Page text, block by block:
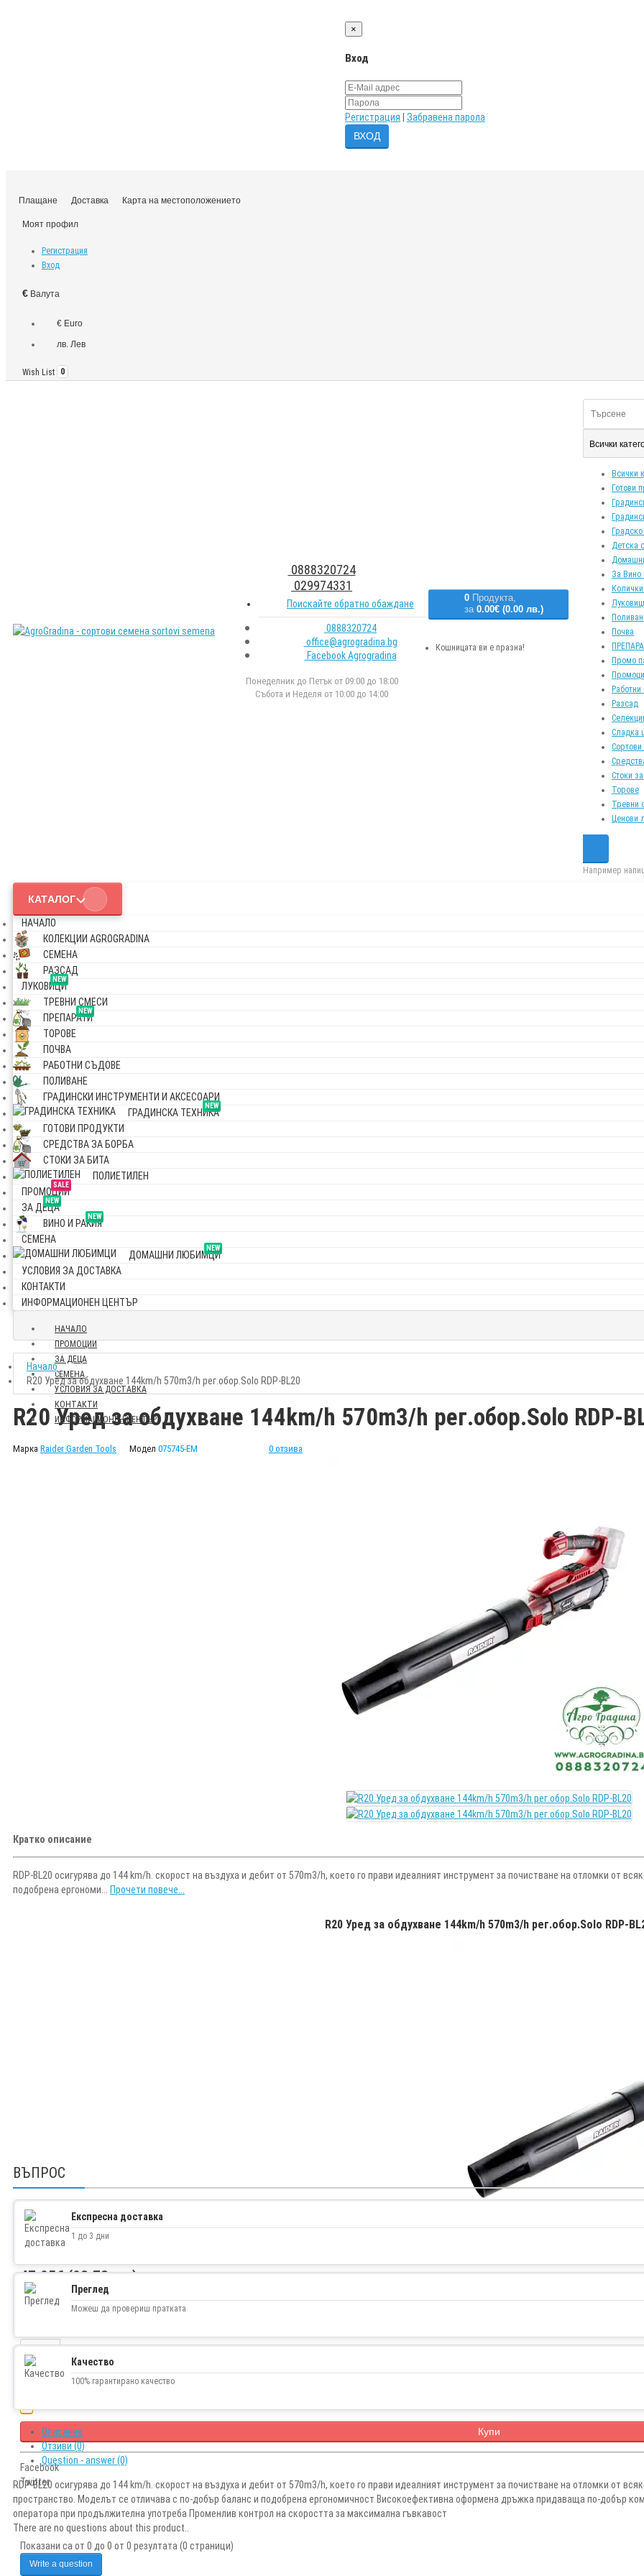
×
Вход
Регистрация Забравена парола
Плащане Доставка Карта на местоположението
Моят профил
Регистрация
Вход
€ Валута
€ Euro
лв. Лев
Wish List 0
0888320724
029974331
Поискайте обратно обаждане
0888320724
office@agrogradina.bg
Facebook Agrogradina
Понеделник до Петък от 09:00 до 18:00
Събота и Неделя от 10:00 до 14:00
0 Продукта,
за 0.00€ (0.00 лв.)
Кошницата ви е празна!
Всички
Всички
Готови
Детска
За Вино
Почва
Промо
Разсад
Сладка
Стоки
Торове
Тревни
Ценови
Например
КАТАЛОГ
НАЧАЛО
КОЛЕКЦИИ AGROGRADINA
СЕМЕНА
РАЗСАД
NEW
ЛУКОВИЦИ
ТРЕВНИ СМЕСИ
NEW
ПРЕПАРАТИ
ТОРОВЕ
ПОЧВА
РАБОТНИ СЪДОВЕ
ПОЛИВАНЕ
ГРАДИНСКИ ИНСТРУМЕНТИ И АКСЕСОАРИ
NEW
ГРАДИНСКА ТЕХНИКА
ГОТОВИ ПРОДУКТИ
СРЕДСТВА ЗА БОРБА
СТОКИ ЗА БИТА
ПОЛИЕТИЛЕН
SALE
ПРОМОЦИИ
NEW
ЗА ДЕЦА
NEW
ВИНО И РАКИЯ
СЕМЕНА
NEW
ДОМАШНИ ЛЮБИМЦИ
УСЛОВИЯ ЗА ДОСТАВКА
КОНТАКТИ
ИНФОРМАЦИОНЕН ЦЕНТЪР
НАЧАЛО
ПРОМОЦИИ
ЗА ДЕЦА
СЕМЕНА
УСЛОВИЯ ЗА ДОСТАВКА
КОНТАКТИ
ИНФОРМАЦИОНЕН ЦЕНТЪР
Начало
R20 Уред за обдухване 144km/h 570m3/h рег.обор.Solo RDP-BL20
R20 Уред за обдухване 144km/h 570m3/h рег.обор.Solo RDP-
Марка Raider Garden Tools Модел 075745-EM 0 отзива
Кратко описание
RDP-BL20 осигурява до 144 km/h. скорост на въздуха и дебит от 570m3/h, което го прави идеалният инструмент за почистване на отломки от
подобрена ергономи... Прочети повече...
R20 Уред за обдухване 144km/h 570m3/h рег.обор.Solo RDP-
47.95€ (93.78 лв.)
Наличност В наличност
Купи
Facebook
Twitter
ВЪПРОС
Експресна доставка
1 до 3 дни
Преглед
Можеш да провериш пратката
Качество
100% гарантирано качество
Описание
Отзиви (0)
Question - answer (0)
RDP-BL20 осигурява до 144 km/h. скорост на въздуха и дебит от 570m3/h, което го прави идеалният инструмент за почистване на отломки от
пространство. Моделът се отличава с по-добър баланс и подобрена ергономичност Високоефективна оформена дръжка придаваща по-добър
оператора при продължителна употреба Променлив контрол на скоростта за максимална гъвкавост
There are no questions about this product..
Показани са от 0 до 0 от 0 резултата (0 страници)
Write a question